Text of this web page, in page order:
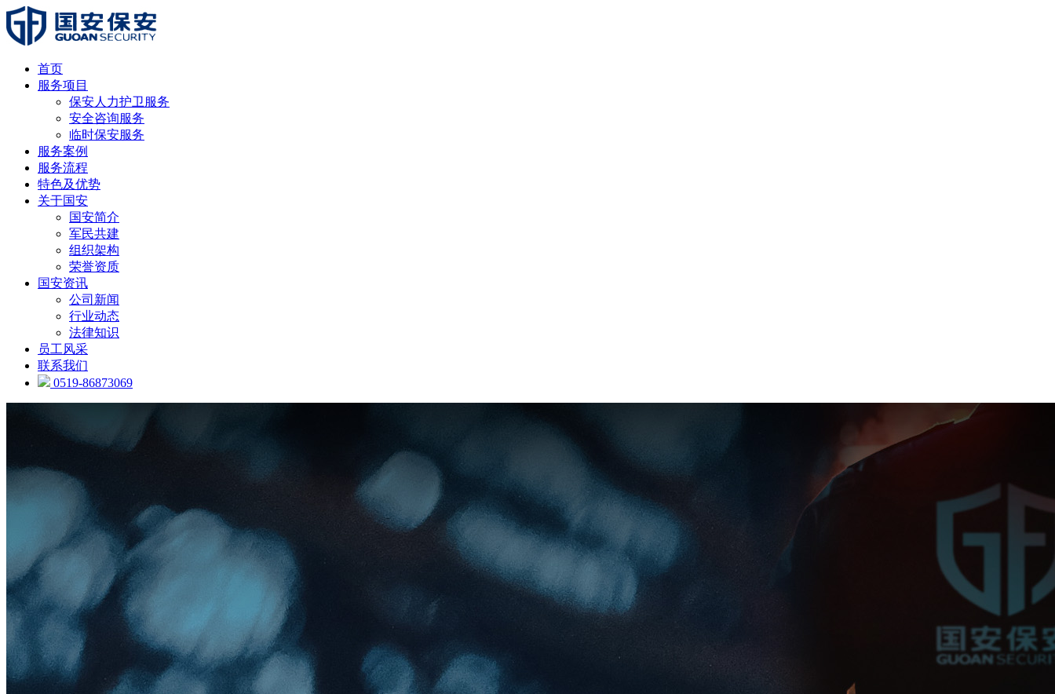
首页
服务项目
保安人力护卫服务
安全咨询服务
临时保安服务
服务案例
服务流程
特色及优势
关于国安
国安简介
军民共建
组织架构
荣誉资质
国安资讯
公司新闻
行业动态
法律知识
员工风采
联系我们
0519-86873069